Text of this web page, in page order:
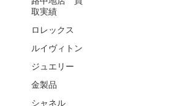
取実績
ロレックス
ルイヴィトン
ジュエリー
金製品
シャネル